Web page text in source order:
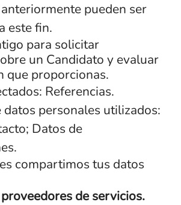
pueden ser
este fin.
para solicitar
un Candidato y evaluar
que proporcionas.
Referencias.
datos personales utilizados:
Datos de
compartimos tus datos
de servicios.